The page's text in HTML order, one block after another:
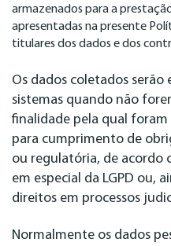
armazenados para a
apresentadas na presente
titulares dos dados e dos
Os dados coletados serão
sistemas quando não
finalidade pela qual foram
para cumprimento de
ou regulatória, de acordo
em especial da LGPD ou,
direitos em processos
Normalmente os dados